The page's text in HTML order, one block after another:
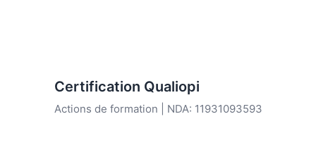
Certification Qualiopi
Actions de formation | NDA: 11931093593